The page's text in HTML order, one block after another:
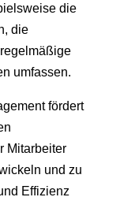
die
die
umfassen.
fördert
Mitarbeiter
und zu
Effizienz